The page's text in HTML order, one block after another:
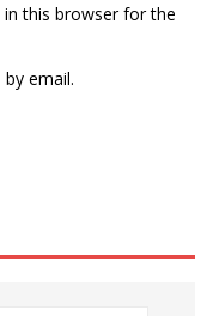
this browser for the
email.